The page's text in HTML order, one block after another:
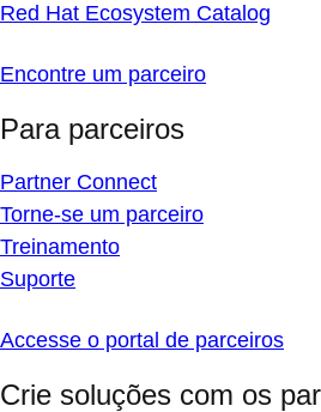
Red Hat Ecosystem Catalog
Encontre um parceiro
Para parceiros
Partner Connect
Torne-se um parceiro
Treinamento
Suporte
Accesse o portal de parceiros
Crie soluções com os